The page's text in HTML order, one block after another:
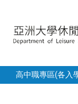
高中職專區(各入